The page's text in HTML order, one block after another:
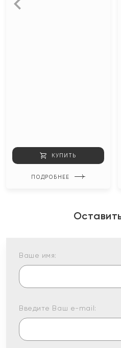
КУПИТЬ
ПОДРОБНЕЕ
Ваше имя:
Введите Ваш e-mail: